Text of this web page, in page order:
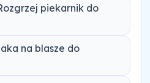
piekarnik do
na blasze do